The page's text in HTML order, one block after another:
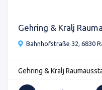
Gehring & Kralj
Bahnhofstraße 32, 6830
Gehring & Kralj